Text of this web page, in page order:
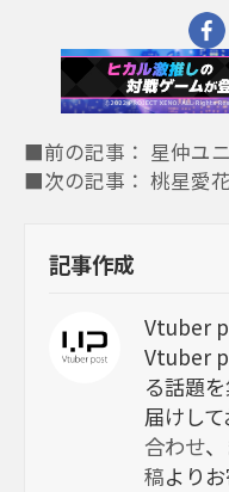
■前の記事： 星仲ユニ
■次の記事： 桃星愛花
記事作成
Vtuber
Vtuber
る話題
届けし
合わせ
稿より